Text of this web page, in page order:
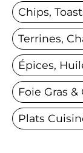
Chips,
Terrines,
Épices,
Foie Gras
Plats